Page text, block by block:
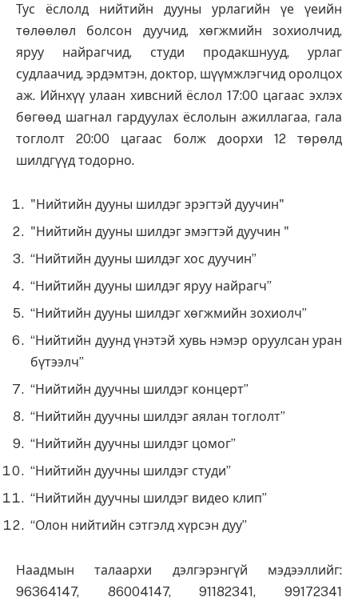
Тус ёслолд нийтийн дууны урлагийн үе үеийн
төлөөлөл болсон дуучид, хөгжмийн зохиолчид,
яруу найрагчид, студи продакшнууд, урлаг
судлаачид, эрдэмтэн, доктор, шүүмжлэгчид оролцох
аж. Ийнхүү улаан хивсний ёслол 17:00 цагаас эхлэх
бөгөөд шагнал гардуулах ёслолын ажиллагаа, гала
тоглолт 20:00 цагаас болж доорхи 12 төрөлд
шилдгүүд тодорно.
"Нийтийн дууны шилдэг эрэгтэй дуучин"
"Нийтийн дууны шилдэг эмэгтэй дуучин "
“Нийтийн дууны шилдэг хос дуучин”
“Нийтийн дууны шилдэг яруу найрагч”
“Нийтийн дууны шилдэг хөгжмийн зохиолч”
“Нийтийн дуунд үнэтэй хувь нэмэр оруулсан уран
бүтээлч”
“Нийтийн дуучны шилдэг концерт”
“Нийтийн дуучны шилдэг аялан тоглолт”
“Нийтийн дуучны шилдэг цомог”
“Нийтийн дуучны шилдэг студи”
“Нийтийн дуучны шилдэг видео клип”
“Олон нийтийн сэтгэлд хүрсэн дуу”
Наадмын талаархи дэлгэрэнгүй мэдээллийг:
96364147, 86004147, 91182341, 99172341